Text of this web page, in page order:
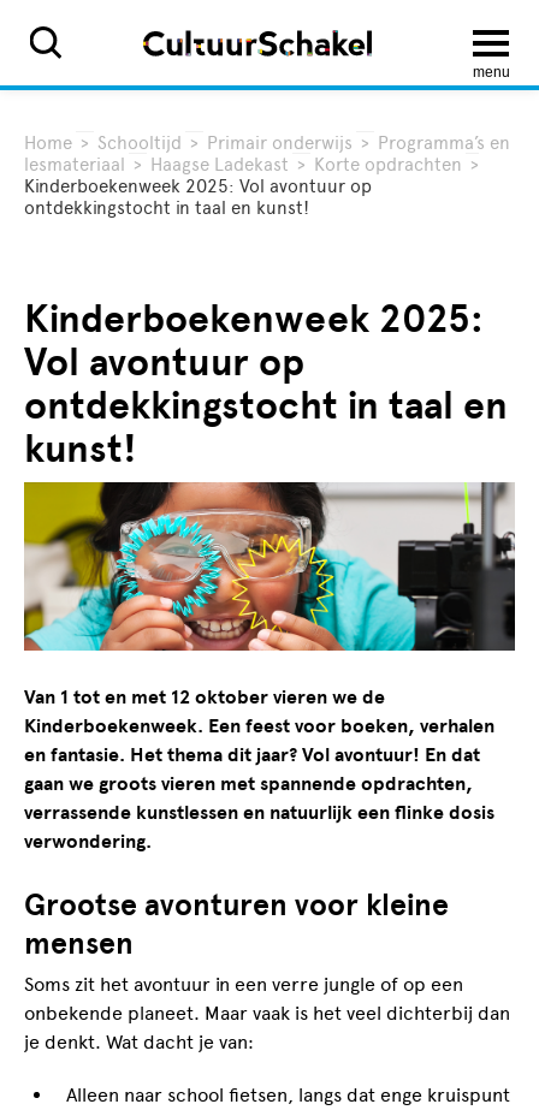
menu
Home > Schooltijd > Primair onderwijs > Programma’s en
lesmateriaal > Haagse Ladekast > Korte opdrachten >
Kinderboekenweek 2025: Vol avontuur op
ontdekkingstocht in taal en kunst!
Kinderboekenweek 2025:
Vol avontuur op
ontdekkingstocht in taal en
kunst!
Van 1 tot en met 12 oktober vieren we de
Kinderboekenweek. Een feest voor boeken, verhalen
en fantasie. Het thema dit jaar? Vol avontuur! En dat
gaan we groots vieren met spannende opdrachten,
verrassende kunstlessen en natuurlijk een flinke dosis
verwondering.
Grootse avonturen voor kleine
mensen
Soms zit het avontuur in een verre jungle of op een
onbekende planeet. Maar vaak is het veel dichterbij dan
je denkt. Wat dacht je van:
Alleen naar school fietsen, langs dat enge kruispunt